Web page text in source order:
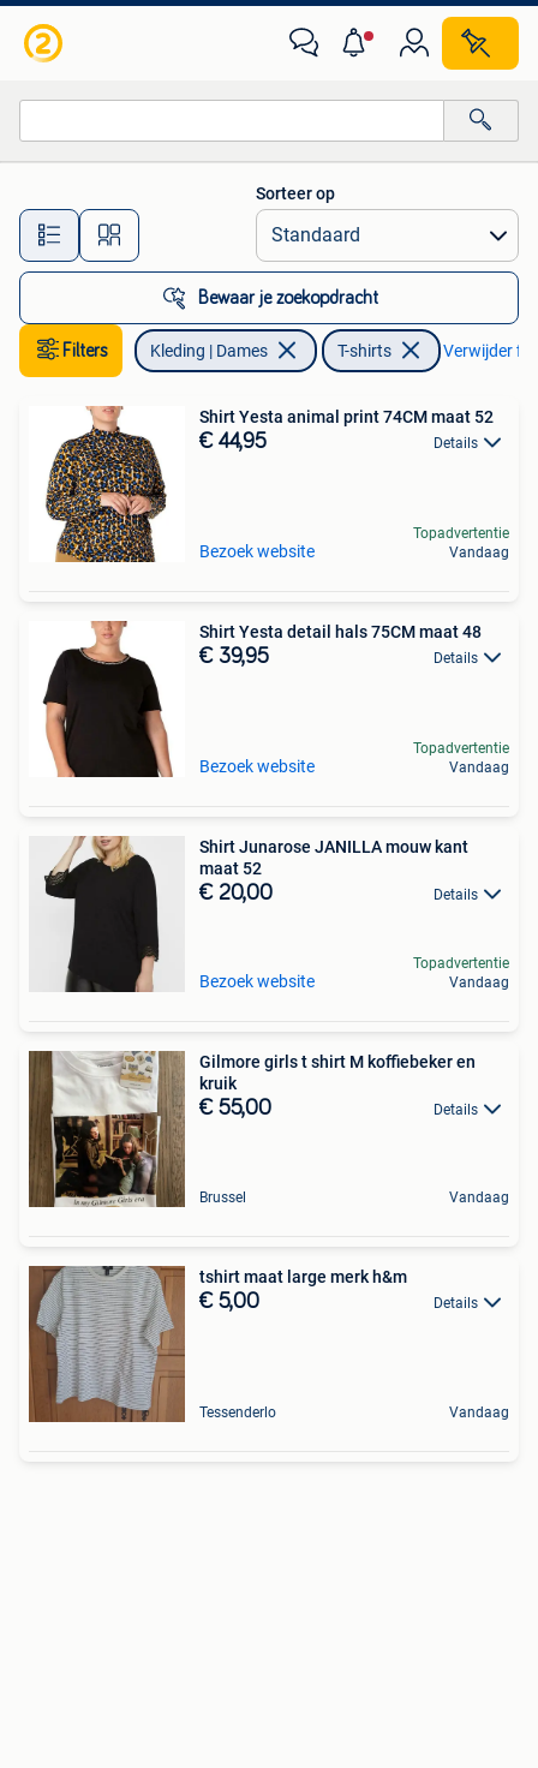
Alle afstanden…
Sorteer op
Bewaar je zoekopdracht
Filters Kleding | Dames T-shirts Verwijder
Shirt Yesta animal print 74CM maat 52
€ 44,95 Details
Bezoek website
Topadvertentie
Vandaag
Shirt Yesta detail hals 75CM maat 48
€ 39,95 Details
Bezoek website
Topadvertentie
Vandaag
Shirt Junarose JANILLA mouw kant
maat 52
€ 20,00 Details
Bezoek website
Topadvertentie
Vandaag
Gilmore girls t shirt M koffiebeker en
kruik
€ 55,00 Details
Brussel Vandaag
tshirt maat large merk h&m
€ 5,00 Details
Tessenderlo Vandaag